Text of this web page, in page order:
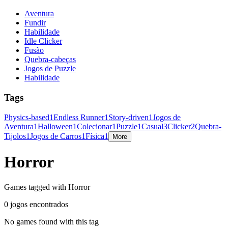
Aventura
Fundir
Habilidade
Idle Clicker
Fusão
Quebra-cabeças
Jogos de Puzzle
Habilidade
Tags
Physics-based1Endless Runner1 Story-driven1Jogos de
Aventura1Halloween1Colecionar1Puzzle1Casual3Clicker2Quebra-
Tijolos1Jogos de Carros1Física1 More
Horror
Games tagged with Horror
0 jogos encontrados
No games found with this tag